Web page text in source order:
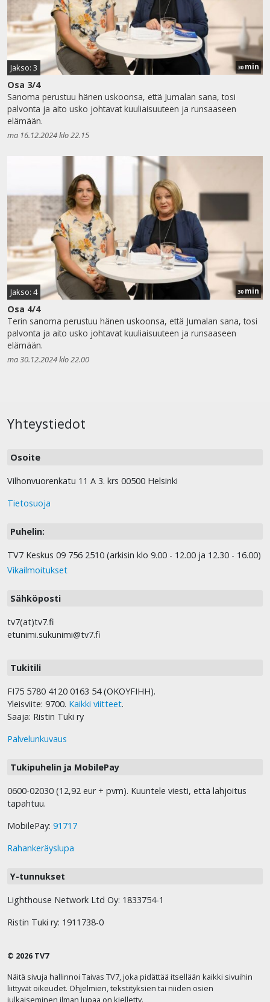
Jakso: 3 30 min
Osa 3/4
Sanoma perustuu hänen uskoonsa, että Jumalan sana, tosi
palvonta ja aito usko johtavat kuuliaisuuteen ja runsaaseen
elämään.
ma 16.12.2024 klo 22.15
Jakso: 4 30 min
Osa 4/4
Terin sanoma perustuu hänen uskoonsa, että Jumalan sana, tosi
palvonta ja aito usko johtavat kuuliaisuuteen ja runsaaseen
elämään.
ma 30.12.2024 klo 22.00
Yhteystiedot
Osoite
Vilhonvuorenkatu 11 A 3. krs 00500 Helsinki
Tietosuoja
Puhelin:
TV7 Keskus 09 756 2510 (arkisin klo 9.00 - 12.00 ja 12.30 - 16.00)
Vikailmoitukset
Sähköposti
tv7(at)tv7.fi
etunimi.sukunimi@tv7.fi
Tukitili
FI75 5780 4120 0163 54 (OKOYFIHH).
Yleisviite: 9700. Kaikki viitteet.
Saaja: Ristin Tuki ry
Palvelunkuvaus
Tukipuhelin ja MobilePay
0600-02030 (12,92 eur + pvm). Kuuntele viesti, että lahjoitus
tapahtuu.
MobilePay: 91717
Rahankeräyslupa
Y-tunnukset
Lighthouse Network Ltd Oy: 1833754-1
Ristin Tuki ry: 1911738-0
© 2026 TV7
Näitä sivuja hallinnoi Taivas TV7, joka pidättää itsellään kaikki sivuihin
liittyvät oikeudet. Ohjelmien, tekstityksien tai niiden osien
julkaiseminen ilman lupaa on kielletty.